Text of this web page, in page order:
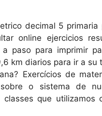
decimal 5
online ejercicios
paso para imprimir
km diarios para ir a
Exercícios de
o sistema de
que utilizamos